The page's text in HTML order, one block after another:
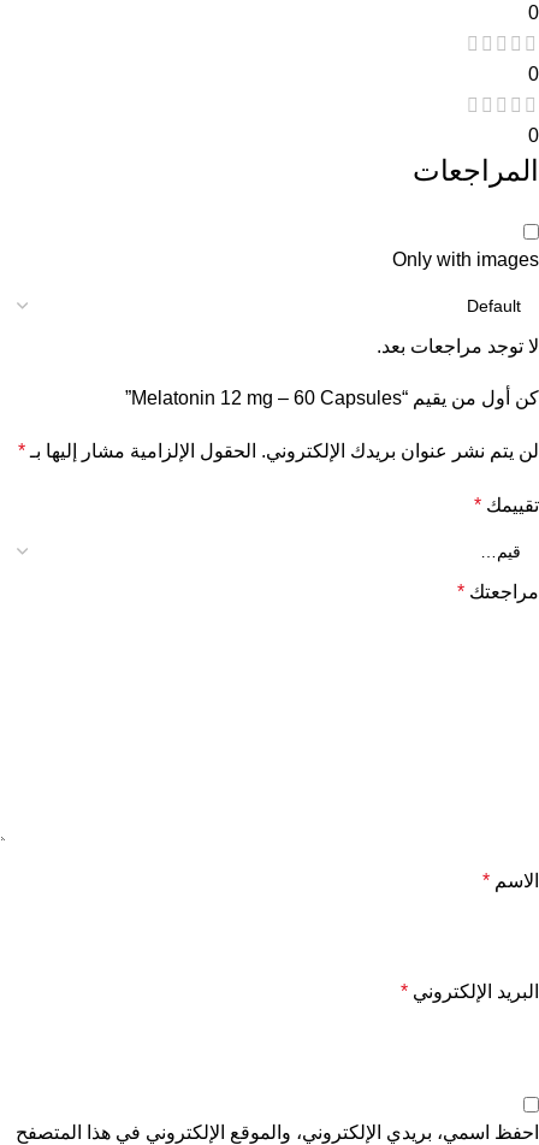
0
0
0
المراجعات
Only with images
لا توجد مراجعات بعد.
كن أول من يقيم “Melatonin 12 mg – 60 Capsules”
لن يتم نشر عنوان بريدك الإلكتروني. الحقول الإلزامية مشار إليها بـ *
تقييمك *
مراجعتك *
الاسم *
البريد الإلكتروني *
احفظ اسمي، بريدي الإلكتروني، والموقع الإلكتروني في هذا المتصفح